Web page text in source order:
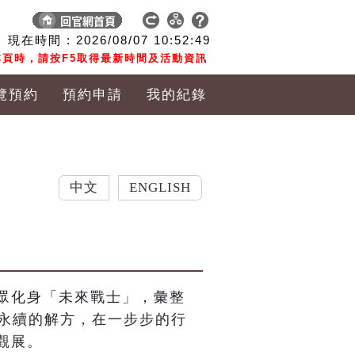
現在時間 : 2026/08/07 10:52:50
時，請按F5取得最新時間及活動資訊
預約 預約申請 我的紀錄
ENGLISH
化身「未來戰士」，彙整
續的解方，在一步步的行
展。